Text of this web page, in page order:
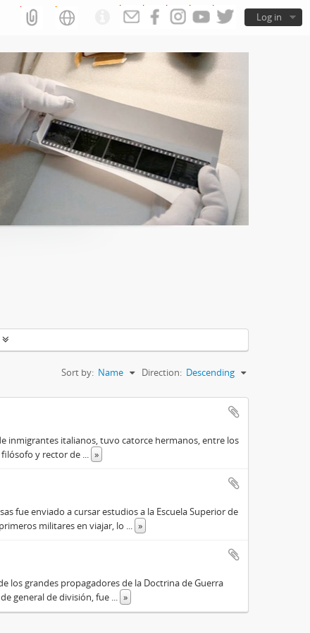
Log in
Sort by: Name Direction: Descending
inmigrantes italianos, tuvo catorce hermanos, entre los
y rector de
»
fue enviado a cursar estudios a la Escuela Superior de
militares en viajar, lo
»
los grandes propagadores de la Doctrina de Guerra
general de división, fue
»